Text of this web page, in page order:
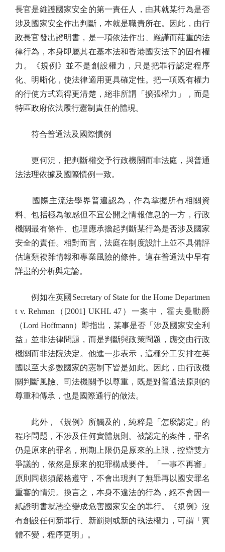
長官是維護國家安全的第一責任人，由其就某行為是否
涉及國家安全作出判斷，本就是職責所在。因此，由行
政長官發出證明書，是一項依法作出、嚴謹而莊重的法
律行為，本身即屬其在基本法和香港國安法下的固有權
力。《規例》並不是創設權力，只是把罪行認定程序
化、明晰化，使法律適用更具確定性。把一項既有權力
的行使方式寫得更清楚，絕非所謂「擴張權力」，而是
特區政府依法履行憲制責任的體現。
符合普通法及國際慣例
更何況，把判斷權交予行政機關而非法庭，與普通
法法理依據及國際慣例一致。
國際主流法學界普遍認為，作為掌握所有相關資
料、包括極為敏感但不宜公開之情報信息的一方，行政
機關最有條件、也理應承擔起判斷某行為是否涉及國家
安全的責任。相對而言，法庭在制度設計上並不具備評
估這類複雜情報和專業風險的條件。這在普通法中早有
詳盡的分析與定論。
例如在英國Secretary of State for the Home Departmen
t v. Rehman（[2001] UKHL 47）一案中，霍夫曼勳爵
（Lord Hoffmann）即指出，某事是否「涉及國家安全利
益」並非法律問題，而是判斷與政策問題，應交由行政
機關而非法院決定。他進一步表示，這種分工安排在英
國以至大多數國家的憲制下皆是如此。因此，由行政機
關判斷風險、司法機關予以尊重，既是對普通法原則的
尊重和傳承，也是國際通行的做法。
此外，《規例》所觸及的，純粹是「怎麼認定」的
程序問題，不涉及任何實體規則。被認定的案件，罪名
仍是原來的罪名，刑期上限仍是原來的上限，控辯雙方
爭議的，依然是原來的犯罪構成要件。「一事不再審」
原則同樣須嚴格遵守，不會出現判了無罪再以國安罪名
重審的情況。換言之，本身不違法的行為，絕不會因一
紙證明書就憑空變成危害國家安全的罪行。《規例》沒
有創設任何新罪行、新罰則或新的執法權力，可謂「實
體不變，程序更明」。